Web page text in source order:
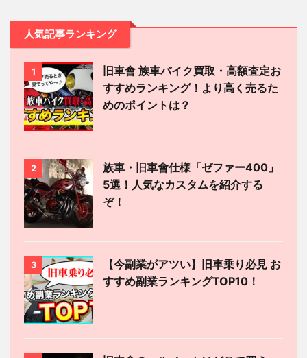
人気記事ランキング
1
旧車會 族車バイク買取・高額査定お
すすめランキング！より高く売るた
めのポイントは？
2
族車・旧車會仕様「ゼファー400」
5選！人気なカスタムを紹介する
ぞ！
3
【今副業がアツい】旧車乗り必見 お
すすめ副業ランキングTOP10！